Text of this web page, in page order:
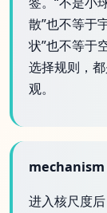
散”也不等于
状”也不等于
选择规则，
观。
mechanism
进入核尺度